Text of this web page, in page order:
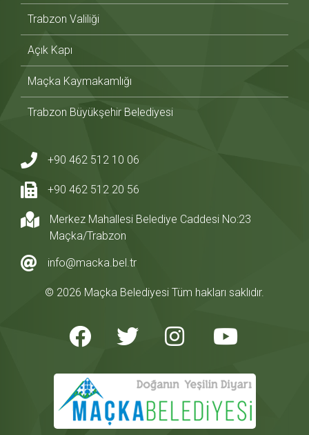
Trabzon Valiliği
Açık Kapı
Maçka Kaymakamlığı
Trabzon Büyükşehir Belediyesi
+90 462 512 10 06
+90 462 512 20 56
Merkez Mahallesi Belediye Caddesi No:23
Maçka/Trabzon
info@macka.bel.tr
© 2026 Maçka Belediyesi Tüm hakları saklıdır.